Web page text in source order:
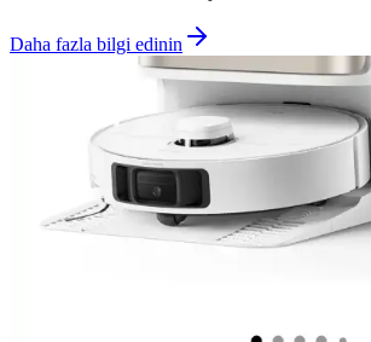
Daha fazla bilgi edinin